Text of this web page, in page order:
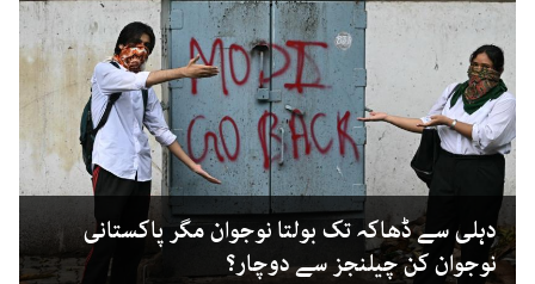
دہلی سے ڈھاکہ تک بولتا نوجوان مگر پاکستانی
نوجوان کن چیلنجز سے دوچار؟